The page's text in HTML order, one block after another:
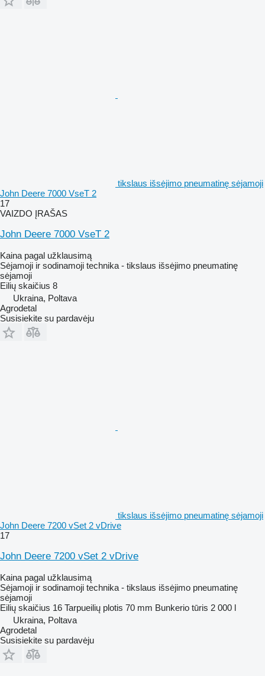
tikslaus išsėjimo pneumatinę sėjamoji
John Deere 7000 VseT 2
17
VAIZDO ĮRAŠAS
John Deere 7000 VseT 2
Kaina pagal užklausimą
Sėjamoji ir sodinamoji technika - tikslaus išsėjimo pneumatinę
sėjamoji
Eilių skaičius 8
Ukraina, Poltava
Agrodetal
Susisiekite su pardavėju
tikslaus išsėjimo pneumatinę sėjamoji
John Deere 7200 vSet 2 vDrive
17
John Deere 7200 vSet 2 vDrive
Kaina pagal užklausimą
Sėjamoji ir sodinamoji technika - tikslaus išsėjimo pneumatinę
sėjamoji
Eilių skaičius 16 Tarpueilių plotis 70 mm Bunkerio tūris 2 000 l
Ukraina, Poltava
Agrodetal
Susisiekite su pardavėju